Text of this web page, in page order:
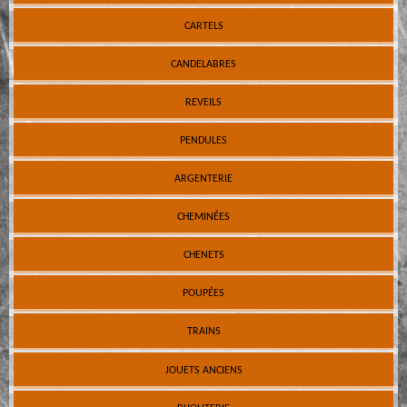
CARTELS
CANDELABRES
REVEILS
PENDULES
ARGENTERIE
CHEMINÉES
CHENETS
POUPÉES
TRAINS
JOUETS ANCIENS